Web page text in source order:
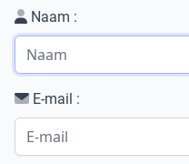
Naam :
E-mail :